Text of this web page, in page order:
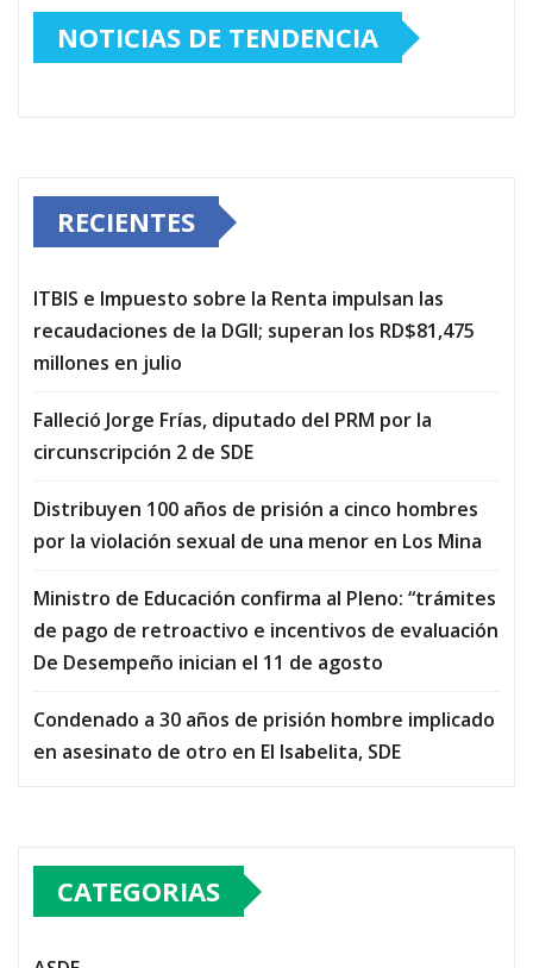
NOTICIAS DE TENDENCIA
RECIENTES
ITBIS e Impuesto sobre la Renta impulsan las
recaudaciones de la DGII; superan los RD$81,475
millones en julio
Falleció Jorge Frías, diputado del PRM por la
circunscripción 2 de SDE
Distribuyen 100 años de prisión a cinco hombres
por la violación sexual de una menor en Los Mina
Ministro de Educación confirma al Pleno: “trámites
de pago de retroactivo e incentivos de evaluación
De Desempeño inician el 11 de agosto
Condenado a 30 años de prisión hombre implicado
en asesinato de otro en El Isabelita, SDE
CATEGORIAS